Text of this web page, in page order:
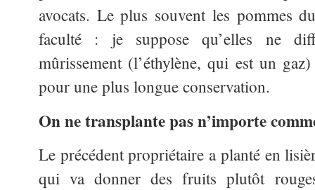
avocats. Le plus souvent les pommes
faculté : je suppose qu’elles ne
mûrissement (l’éthylène, qui est un
pour une plus longue conservation.
On ne transplante pas n’importe
Le précédent propriétaire a planté en
qui va donner des fruits plutôt